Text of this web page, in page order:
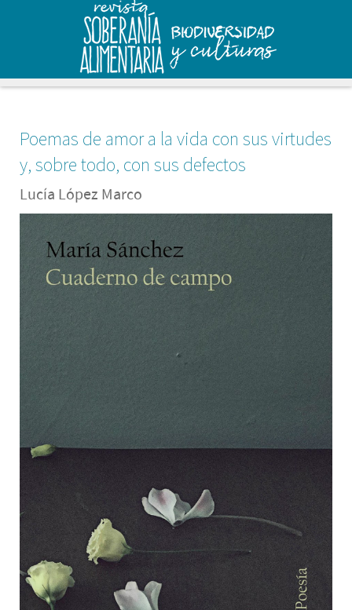
Poemas de amor a la vida con sus virtudes
y, sobre todo, con sus defectos
Lucía López Marco